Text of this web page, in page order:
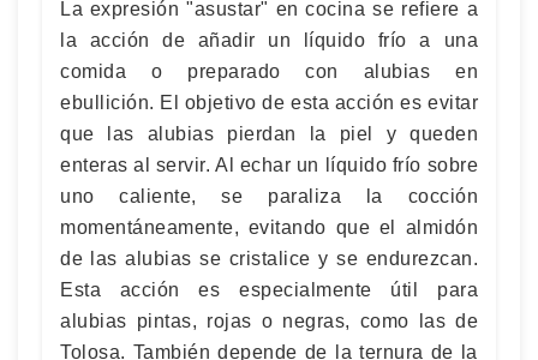
La expresión "asustar" en cocina se refiere a
la acción de añadir un líquido frío a una
comida o preparado con alubias en
ebullición. El objetivo de esta acción es evitar
que las alubias pierdan la piel y queden
enteras al servir. Al echar un líquido frío sobre
uno caliente, se paraliza la cocción
momentáneamente, evitando que el almidón
de las alubias se cristalice y se endurezcan.
Esta acción es especialmente útil para
alubias pintas, rojas o negras, como las de
Tolosa. También depende de la ternura de la